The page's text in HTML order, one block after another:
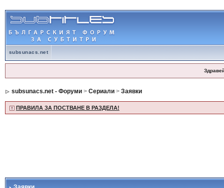
subsunacs.net
subsunacs.net - Форуми> Сериали> Заявки
ПРАВИЛА ЗА ПОСТВАНЕ В РАЗДЕЛА!